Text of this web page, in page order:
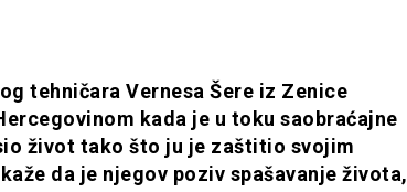
tehničara Vernesa Šere iz Zenice
kada je u toku saobraćajne
život tako što ju je zaštitio svojim
da je njegov poziv spašavanje života,